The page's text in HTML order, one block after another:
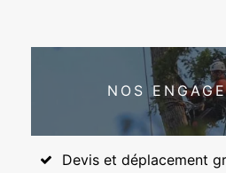
NOS
Devis et déplacement